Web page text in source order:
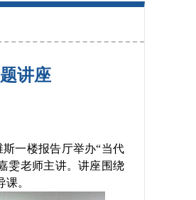
讲座
斯一楼报告厅举办“当代
雯老师主讲。讲座围绕
。